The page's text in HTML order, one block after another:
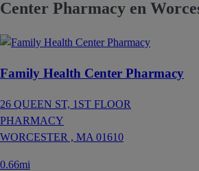
Center Pharmacy en
Family Health Center Pharmacy
26 QUEEN ST, 1ST FLOOR
PHARMACY
WORCESTER , MA 01610
0.66mi